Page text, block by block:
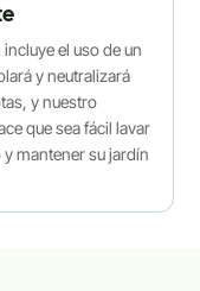
el uso de un
y neutralizará
y nuestro
que sea fácil lavar
mantener su jardín